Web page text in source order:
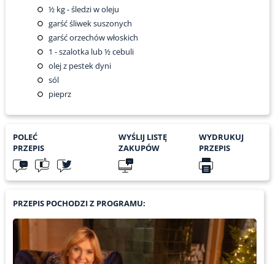
½kg - śledzi w oleju
garść śliwek suszonych
garść orzechów włoskich
1 - szalotka lub ½ cebuli
olej z pestek dyni
sól
pieprz
POLEĆ
PRZEPIS
WYŚLIJ LISTĘ
ZAKUPÓW
WYDRUKUJ
PRZEPIS
PRZEPIS POCHODZI Z PROGRAMU: